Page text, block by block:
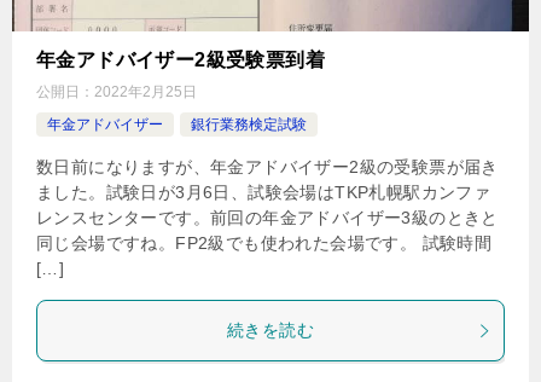
年金アドバイザー2級受験票到着
公開日： 2022年2月25日
年金アドバイザー
銀行業務検定試験
数日前になりますが、年金アドバイザー2級の受験票が届き
ました。試験日が3月6日、試験会場はTKP札幌駅カンファ
レンスセンターです。前回の年金アドバイザー3級のときと
同じ会場ですね。FP2級でも使われた会場です。 試験時間
[…]
続きを読む